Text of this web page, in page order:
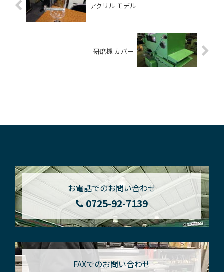
アクリル モデル
研磨機 カバー
お電話でのお問い合わせ
0725-92-7139
FAXでのお問い合わせ